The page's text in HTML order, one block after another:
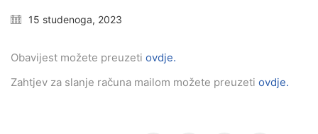
15 studenoga, 2023
Obavijest možete preuzeti ovdje.
Zahtjev za slanje računa mailom možete preuzeti ovdje.